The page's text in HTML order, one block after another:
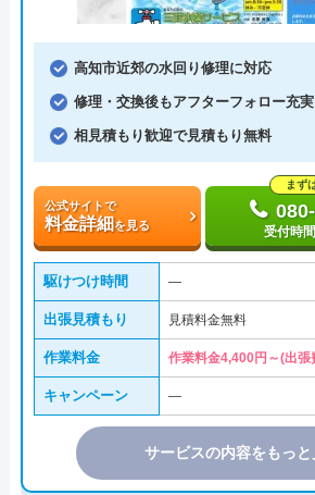
高知市近郊の水回り修理に対応
修理・交換後もアフターフォロー充実
相見積もり歓迎で見積もり無料
公式サイトで
料金詳細を見る
まず
受付時
駆けつけ時間 ―
出張見積もり 見積料金無料
作業料金 作業料金4,400円～(出張
キャンペーン ―
サービスの内容をもっと